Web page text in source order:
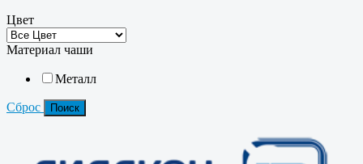
Цвет
Материал чаши
Металл
Сброс